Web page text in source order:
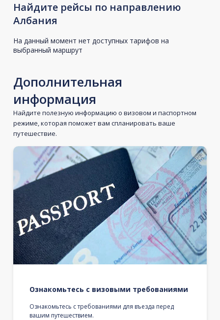
Найдите рейсы по направлению
Албания
На данный момент нет доступных тарифов на
выбранный маршрут
Дополнительная
информация
Найдите полезную информацию о визовом и паспортном
режиме, которая поможет вам спланировать ваше
путешествие.
Ознакомьтесь с визовыми требованиями
Ознакомьтесь с требованиями для въезда перед
вашим путешествием.